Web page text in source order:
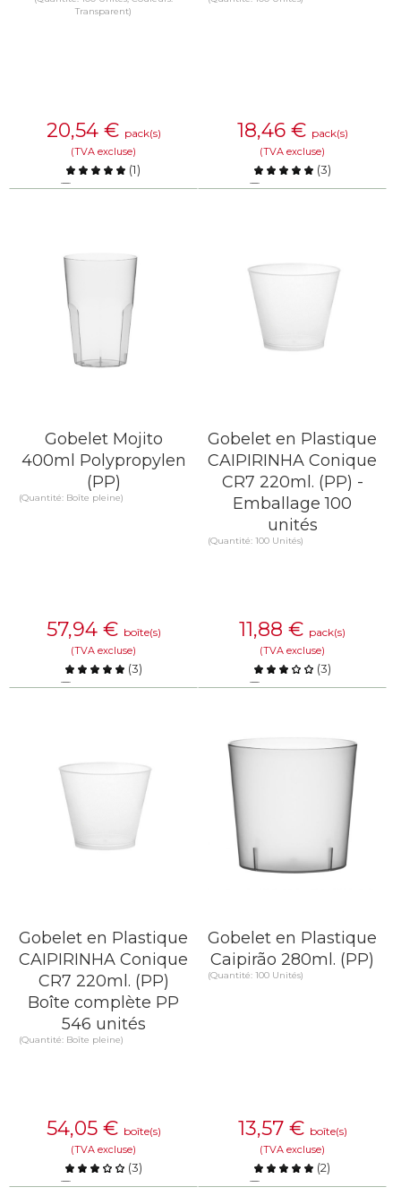
Transparent)
20,54 € pack(s)
(TVA excluse)
(1)
Comparer
18,46 € pack(s)
(TVA excluse)
(3)
Comparer
Gobelet Mojito
400ml Polypropylen
(PP)
(Quantité: Boîte pleine)
57,94 € boîte(s)
(TVA excluse)
(3)
Comparer
Gobelet en Plastique
CAIPIRINHA Conique
CR7 220ml. (PP) -
Emballage 100
unités
(Quantité: 100 Unités)
11,88 € pack(s)
(TVA excluse)
(3)
Comparer
Gobelet en Plastique
CAIPIRINHA Conique
CR7 220ml. (PP)
Boîte complète PP
546 unités
(Quantité: Boîte pleine)
54,05 € boîte(s)
(TVA excluse)
(3)
Comparer
Gobelet en Plastique
Caipirão 280ml. (PP)
(Quantité: 100 Unités)
13,57 € boîte(s)
(TVA excluse)
(2)
Comparer